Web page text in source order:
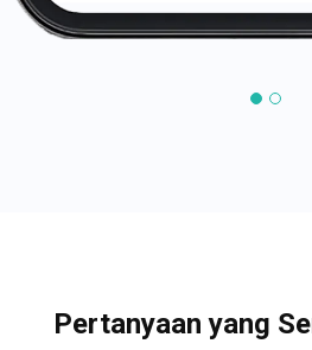
Pertanyaan yang